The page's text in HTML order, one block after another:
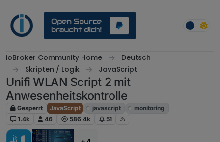
ioBroker Community Home
Deutsch
Skripten / Logik
JavaScript
Unifi WLAN Script 2 mit
Anwesenheitskontrolle
Gesperrt JavaScript javascript
monitoring
1.4k
46 586.4k 51